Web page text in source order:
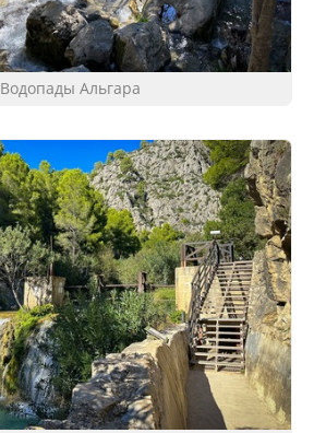
Водопады Альгара